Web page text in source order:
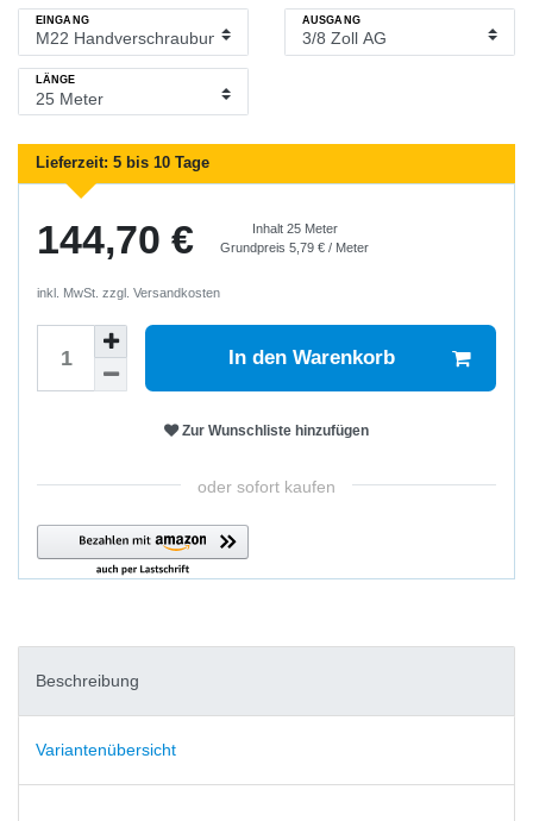
EINGANG AUSGANG
LÄNGE
Lieferzeit: 5 bis 10 Tage
144,70 € Inhalt 25 Meter
Grundpreis5,79 € / Meter
inkl. MwSt. zzgl. Versandkosten
In den Warenkorb
Zur Wunschliste hinzufügen
oder sofort kaufen
Beschreibung
Variantenübersicht